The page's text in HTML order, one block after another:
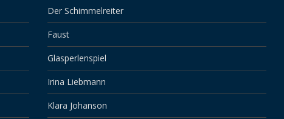
Der Schimmelreiter
Faust
Glasperlenspiel
Irina Liebmann
Klara Johanson